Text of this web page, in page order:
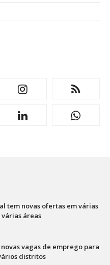
tem novas ofertas em várias
várias áreas
vagas de emprego para
distritos